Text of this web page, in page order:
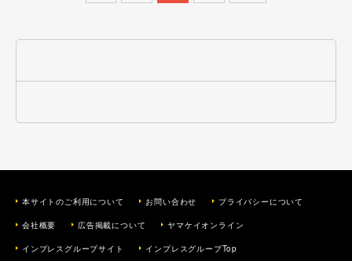
本サイトのご利用について お問い合わせ プライバシーについて
会社概要 広告掲載について ヤマケイオンライン
インプレスグループサイト インプレスグループTop